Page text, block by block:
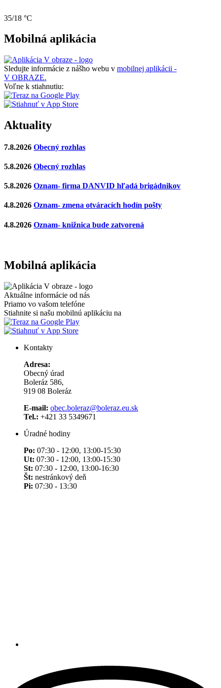
35/18 °C
Mobilná aplikácia
Sledujte informácie z nášho webu v mobilnej aplikácii -
V OBRAZE.
Voľne k stiahnutiu:
Aktuality
7.8.2026 Obecný rozhlas
5.8.2026 Obecný rozhlas
5.8.2026 Oznam- firma DANVID hľadá brigádnikov
4.8.2026 Oznam- zmena otváracích hodín pošty
4.8.2026 Oznam- knižnica bude zatvorená
Mobilná aplikácia
Aktuálne informácie od nás
Priamo vo vašom telefóne
Stiahnite si našu mobilnú aplikáciu na
Kontakty
Adresa:
Obecný úrad
Boleráz 586,
919 08 Boleráz
E-mail: obec.boleraz@boleraz.eu.sk
Tel.: +421 33 5349671
Úradné hodiny
Po: 07:30 - 12:00, 13:00-15:30
Ut: 07:30 - 12:00, 13:00-15:30
St: 07:30 - 12:00, 13:00-16:30
Št: nestránkový deň
Pi: 07:30 - 13:30